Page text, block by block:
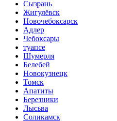
Сызрань
Жигулёвск
Новочебоксарск
Адлер
Чебоксары
туапсе
Шумерля
Белебей
Новокузнецк
Томск
Апатиты
Березники
Лысьва
Соликамск